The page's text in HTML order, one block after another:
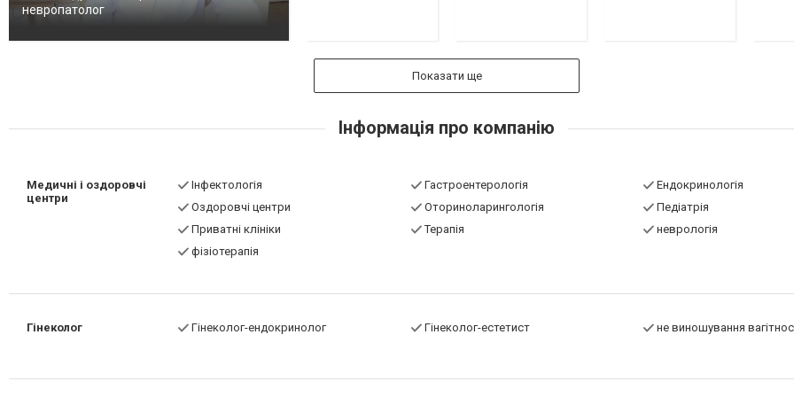
невропатолог
Показати ще
Інформація про компанію
Медичні і оздоровчі
центри
Інфектологія Гастроентерологія
Ендокринологія
Оздоровчі центри
Оториноларингологія
Педіатрія
Приватні клініки
Терапія
неврологія
фізіотерапія
Гінеколог Гінеколог-ендокринолог Гінеколог-естетист не виношування